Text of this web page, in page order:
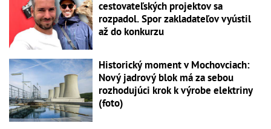
cestovateľských projektov sa
rozpadol. Spor zakladateľov vyústil
až do konkurzu
Historický moment v Mochovciach:
Nový jadrový blok má za sebou
rozhodujúci krok k výrobe elektriny
(foto)